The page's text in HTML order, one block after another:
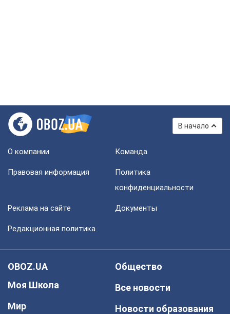
В начало
О компании Команда
Правовая информация
Политика
конфиденциальности
Реклама на сайте Документы
Редакционная политика
OBOZ.UA
Моя Школа
Мир
Общество
Все новости
Новости образования